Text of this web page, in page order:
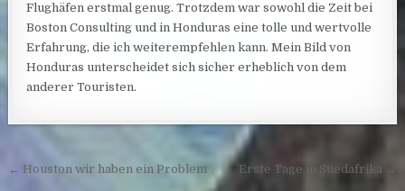
Flughäfen erstmal genug. Trotzdem war sowohl die Zeit bei
Boston Consulting und in Honduras eine tolle und wertvolle
Erfahrung, die ich weiterempfehlen kann. Mein Bild von
Honduras unterscheidet sich sicher erheblich von dem
anderer Touristen.
Post navigation
← Houston wir haben ein Problem Erste Tage in Suedafrika →